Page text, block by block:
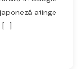
atinge
[…]